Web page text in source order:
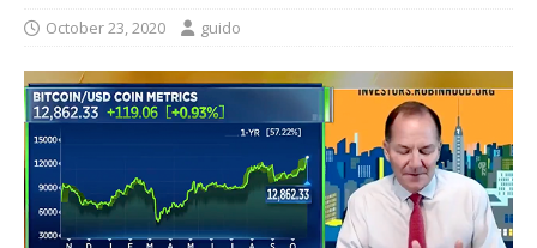
October 23, 2020 guido